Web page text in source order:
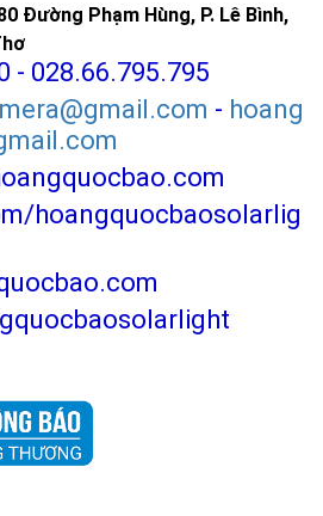
Đường Phạm Hùng, P. Lê Bình,
- 028.66.795.795
- hoang
hoangquocbaosolarlig